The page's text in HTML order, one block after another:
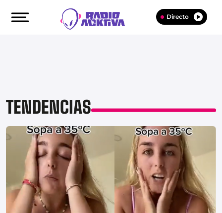
Directo
TENDENCIAS